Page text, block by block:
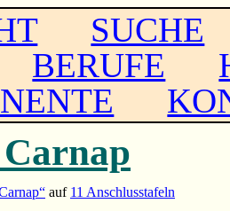
SUCHE
BERUFE
auf 11 Anschlusstafeln